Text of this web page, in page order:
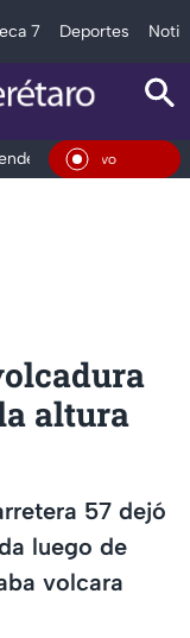
7 Deportes
Clima En
altura
57 dejó
luego de
volcara